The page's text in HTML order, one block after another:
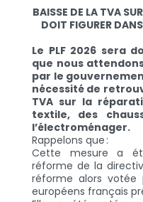
BAISSE DE LA TVA
DOIT FIGURER
Le PLF 2026 sera
que nous
par le
nécessité de
TVA sur la
textile, des
l’électroménager.
Rappelons que :
Cette mesure a
réforme de la
réforme alors
européens français